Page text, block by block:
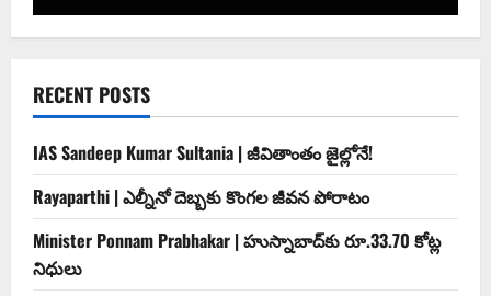
RECENT POSTS
IAS Sandeep Kumar Sultania | జీవితాంతం జైల్లోనే!
Rayaparthi | ఎల్నీనో దెబ్బకు కొంగల జీవన పోరాటం
Minister Ponnam Prabhakar | హుస్నాబాద్‌కు రూ.33.70 కోట్ల
నిధులు